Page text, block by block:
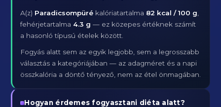
A(z) Paradicsompüré kalóriatartalma 82 kcal / 100 g
fehérjetartalma 4.3 g — ez közepes értéknek számít
a hasonló típusú ételek között.
Fogyás alatt sem az egyik legjobb, sem a legrosszabb
választás a kategóriájában — az adagméret és a napi
összkalória a döntő tényező, nem az étel önmagában.
Hogyan érdemes fogyasztani diéta alatt?